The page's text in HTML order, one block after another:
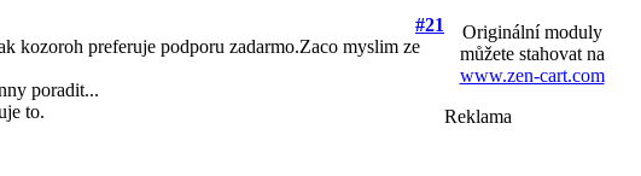
#21
kozoroh preferuje podporu zadarmo.Zaco myslim ze
poradit...
to.
Originální moduly
můžete stahovat na
www.zen-cart.com
Reklama